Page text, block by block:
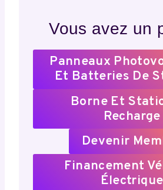
Vous avez un
Panneaux
Et Batteries De
Borne Et
Recharge
Devenir
Financement
Électrique